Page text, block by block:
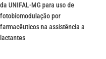
da UNIFAL-MG para uso de
fotobiomodulação por
farmacêuticos na assistência a
lactantes